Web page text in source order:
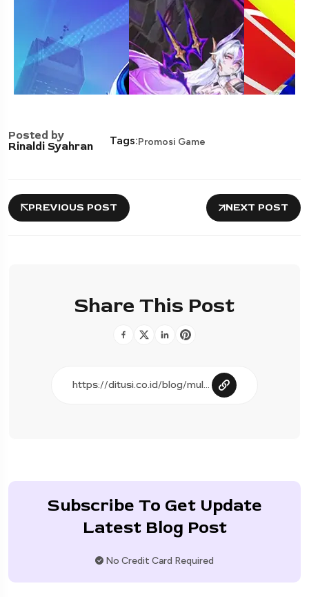
Posted by
Rinaldi Syahran
Tags:Promosi Game
PREVIOUS POST NEXT POST
Share This Post
Subscribe To Get Update
Latest Blog Post
No Credit Card Required